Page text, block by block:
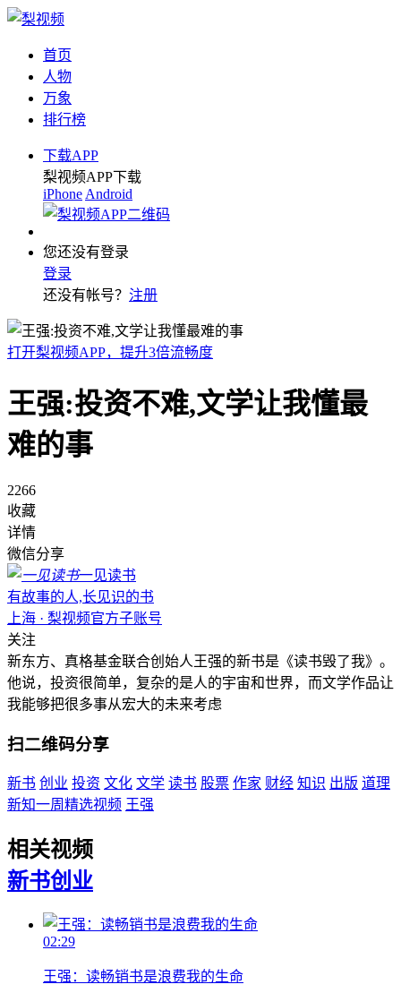
首页
人物
万象
排行榜
下载APP
梨视频APP下载
iPhone Android
您还没有登录
登录
还没有帐号？ 注册
打开梨视频APP，提升3倍流畅度
王强:投资不难,文学让我懂最
难的事
2266
收藏
详情
微信分享
一见读书
有故事的人,长见识的书
上海 · 梨视频官方子账号
关注
新东方、真格基金联合创始人王强的新书是《读书毁了我》。
他说，投资很简单，复杂的是人的宇宙和世界，而文学作品让
我能够把很多事从宏大的未来考虑
扫二维码分享
新书 创业 投资 文化 文学 读书 股票 作家 财经 知识 出版 道理
新知一周精选视频 王强
相关视频
新书创业
02:29
王强：读畅销书是浪费我的生命